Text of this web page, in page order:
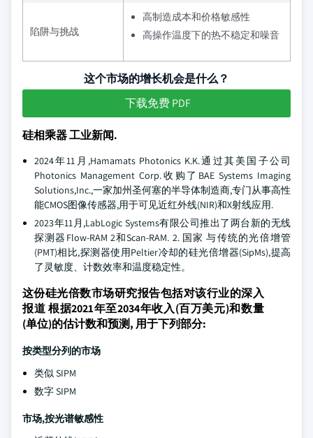
陷阱与挑战
高制造成本和价格敏感性
高操作温度下的热不稳定和噪音
这个市场的增长机会是什么？
下载免费 PDF
硅相乘器 工业新闻.
2024年11月,Hamamats Photonics K.K.通过其美国子公司
Photonics Management Corp.收购了BAE Systems Imaging
Solutions,Inc.,一家加州圣何塞的半导体制造商,专门从事高性
能CMOS图像传感器,用于可见近红外线(NIR)和X射线应用.
2023年11月,LabLogic Systems有限公司推出了两台新的无线
探测器Flow-RAM 2和Scan-RAM. 2. 国家 与传统的光倍增管
(PMT)相比,探测器使用Peltier冷却的硅光倍增器(SipMs),提高
了灵敏度、计数效率和温度稳定性。
这份硅光倍数市场研究报告包括对该行业的深入
报道 根据2021年至2034年收入(百万美元)和数量
(单位)的估计数和预测, 用于下列部分:
按类型分列的市场
类似 SIPM
数字 SIPM
市场,按光谱敏感性